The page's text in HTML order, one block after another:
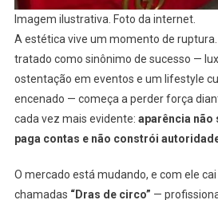
Imagem ilustrativa. Foto da internet.
A estética vive um momento de
tratado como sinônimo de sucesso —
ostentação em eventos e um lifestyle
encenado — começa a perder força
cada vez mais evidente: aparência não
paga contas e não constrói
O mercado está mudando, e com ele
chamadas “Dras de circo” —